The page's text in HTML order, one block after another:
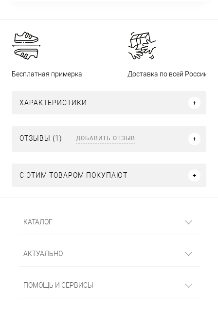
Бесплатная примерка Доставка по всей России
ХАРАКТЕРИСТИКИ
ОТЗЫВЫ (1) ДОБАВИТЬ ОТЗЫВ
С ЭТИМ ТОВАРОМ ПОКУПАЮТ
КАТАЛОГ
АКТУАЛЬНО
ПОМОЩЬ И СЕРВИСЫ